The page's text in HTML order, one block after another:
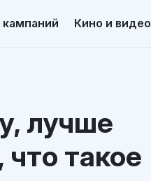
Кино и
лучше
такое